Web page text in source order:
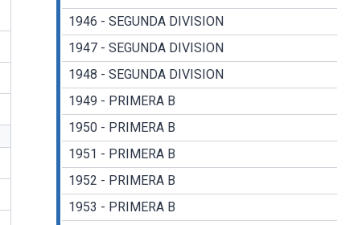
1946 - SEGUNDA DIVISION
1947 - SEGUNDA DIVISION
1948 - SEGUNDA DIVISION
1949 - PRIMERA B
1950 - PRIMERA B
1951 - PRIMERA B
1952 - PRIMERA B
1953 - PRIMERA B